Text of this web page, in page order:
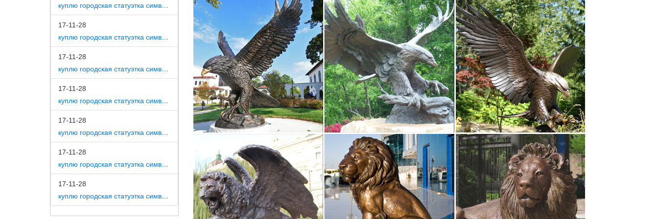
куплю городская статуэтка символ собака как вид изобразительного искусства
17-11-28
куплю городская статуэтка символ собака на постаменте
17-11-28
куплю городская статуэтка символ собака в романской скульптуре
17-11-28
куплю городская статуэтка символ собака в царском селе
17-11-28
куплю городская статуэтка символ собака в движении 7 класс
17-11-28
куплю городская статуэтка символ собака в скульптуре древней греции
17-11-28
куплю городская статуэтка символ собака в школе искусств
характеристики товара.Фигурка "Собака" 7*4,5*6,5 См.Без Упаковки.
Статуэтки собак – купить в интернет-магазине Dommio
Уникальные.УвеличитьВ корзину Статуэтки собак15852 Фигурка гипсовая «Мистер Пес» эк.510 руб.То есть, купить статуэтки
собак можно по разным поводам, главное, что сделать это теперь можно быстро и удобно в интернет магазине dommio.
Статуэтка собака — купить в интернет магазине с доставкой
Статуэтка собака — купить или заказать с доставкой в интернет-магазине на Ярмарке Мастеров.Вход. Товары. Мастер-Классы.
Стол заказов. Журнал.Мастерская уникальных фигурок. 7 000 руб В корзину. Увеличить.Желтая собака – символ года. Moscow
Kerry (porcelaindogs). 600 руб В корзину.
Фигурки собак символ 2018 года купить в Москве…
Главная > Каталог товаров > Подарки на праздники > Подарки на Новый Год > Сувениры с символом 2018 года > Фигурки
собак символ 2018 года.Цена 1 999 руб. Купить. -50% Артикул: 60072 Статуэтка собаки Боксер в галстуке.
Статуэтки животных – в каталоге подарков интернет магазина…
Купить Статуэтки животных в интернет магазине Сувенир Мастер по выгодным ценам и с быстрой доставкой.Также
представлены статуэтки домашних питомцев – кошек, собак, лошадей.
Статуэтки и фигурки собака Pavone купить в интернет-магазине…